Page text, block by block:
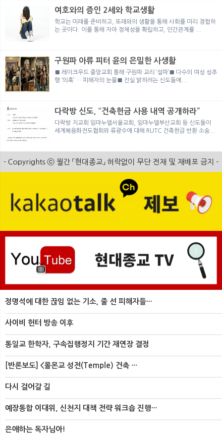
여호와의 증인 2세와 학교생활
학교는 미래를 준비하고, 또래와의 생활을 통해 사회를 미리 경험하
는 곳이다. 이를 통해 자아 정체성을 확립하고, 인간관계를 ...
구원파 아류 피터 윤의 은밀한 사생활
■ 레이크우드 중앙교회 통해 구원파 교리 ‘설파’■ 다수의 여성 성추
행 ‘의혹’ … 피해자의 눈물■ 진실 밝히려는 신도들에...
다락방 신도, “건축헌금 사용 내역 공개하라”
다락방 지교회 임마누엘서울교회, 임마누엘부산교회 등 신도들이
세계복음화전도협회와 류광수에 대해 RUTC 건축헌금 반환 소송...
- Copyrights ⓒ 월간 「현대종교」 허락없이 무단 전재 및 재배포 금지 -
정명석에 대한 끊임 없는 기소, 줄 선 피해자들···
사이비 헌터 방송 이후
통일교 한학자, 구속집행정지 기간 재연장 결정
[반론보도] <몰몬교 성전(Temple) 건축 ···
다시 걸어갈 길
예장통합 이대위, 신천지 대책 전략 워크숍 진행···
은애하는 독자님아!